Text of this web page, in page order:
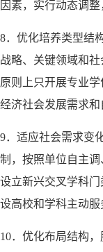
素，实行动态调
8．优化培养类型结
略、关键领域和
则上只开展专业
济社会发展需求
9．适应社会需求变
，按照单位自主
立新兴交叉学科
高校和学科主动
10．优化布局结构